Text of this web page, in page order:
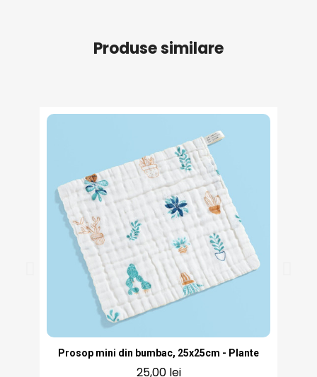
Produse similare
Vizualizare rapidă
Prosop mini din bumbac, 25x25cm - Plante
25,00 lei